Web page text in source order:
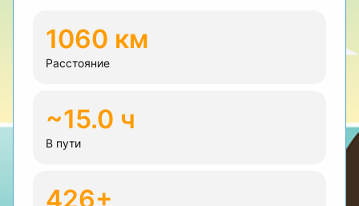
1060 км
Расстояние
~15.0 ч
В пути
426+